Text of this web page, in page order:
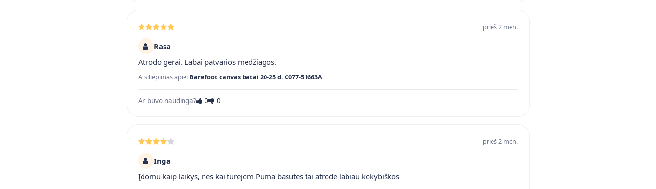
prieš 2 mėn.
Rasa
Atrodo gerai. Labai patvarios medžiagos.
Atsiliepimas apie: Barefoot canvas batai 20-25 d. C077-51663A
Ar buvo naudinga? 0 0
prieš 2 mėn.
Inga
Įdomu kaip laikys, nes kai turėjom Puma basutes tai atrodė labiau kokybiškos